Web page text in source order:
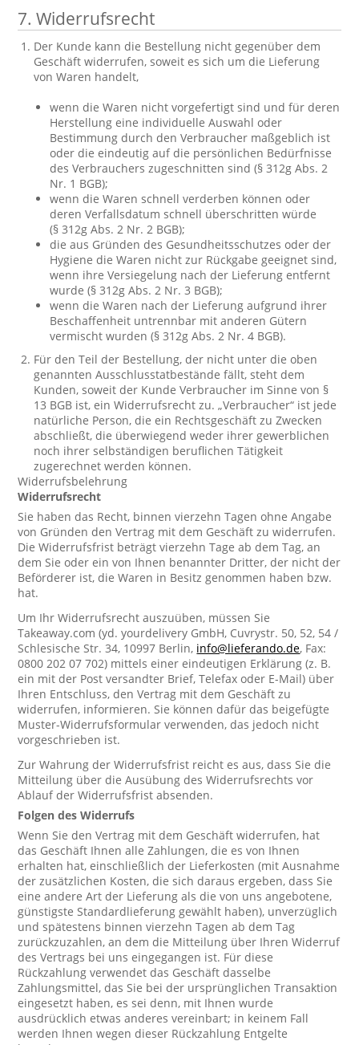
7. Widerrufsrecht
Der Kunde kann die Bestellung nicht gegenüber dem
Geschäft widerrufen, soweit es sich um die Lieferung
von Waren handelt,
wenn die Waren nicht vorgefertigt sind und für deren
Herstellung eine individuelle Auswahl oder
Bestimmung durch den Verbraucher maßgeblich ist
oder die eindeutig auf die persönlichen Bedürfnisse
des Verbrauchers zugeschnitten sind (§ 312g Abs. 2
Nr. 1 BGB);
wenn die Waren schnell verderben können oder
deren Verfallsdatum schnell überschritten würde
(§ 312g Abs. 2 Nr. 2 BGB);
die aus Gründen des Gesundheitsschutzes oder der
Hygiene die Waren nicht zur Rückgabe geeignet sind,
wenn ihre Versiegelung nach der Lieferung entfernt
wurde (§ 312g Abs. 2 Nr. 3 BGB);
wenn die Waren nach der Lieferung aufgrund ihrer
Beschaffenheit untrennbar mit anderen Gütern
vermischt wurden (§ 312g Abs. 2 Nr. 4 BGB).
Für den Teil der Bestellung, der nicht unter die oben
genannten Ausschlusstatbestände fällt, steht dem
Kunden, soweit der Kunde Verbraucher im Sinne von §
13 BGB ist, ein Widerrufsrecht zu. „Verbraucher“ ist jede
natürliche Person, die ein Rechtsgeschäft zu Zwecken
abschließt, die überwiegend weder ihrer gewerblichen
noch ihrer selbständigen beruflichen Tätigkeit
zugerechnet werden können.
Widerrufsbelehrung
Widerrufsrecht
Sie haben das Recht, binnen vierzehn Tagen ohne Angabe
von Gründen den Vertrag mit dem Geschäft zu widerrufen.
Die Widerrufsfrist beträgt vierzehn Tage ab dem Tag, an
dem Sie oder ein von Ihnen benannter Dritter, der nicht der
Beförderer ist, die Waren in Besitz genommen haben bzw.
hat.
Um Ihr Widerrufsrecht auszuüben, müssen Sie
Takeaway.com (yd. yourdelivery GmbH, Cuvrystr. 50, 52, 54 /
Schlesische Str. 34, 10997 Berlin, info@lieferando.de, Fax:
0800 202 07 702) mittels einer eindeutigen Erklärung (z. B.
ein mit der Post versandter Brief, Telefax oder E-Mail) über
Ihren Entschluss, den Vertrag mit dem Geschäft zu
widerrufen, informieren. Sie können dafür das beigefügte
Muster-Widerrufsformular verwenden, das jedoch nicht
vorgeschrieben ist.
Zur Wahrung der Widerrufsfrist reicht es aus, dass Sie die
Mitteilung über die Ausübung des Widerrufsrechts vor
Ablauf der Widerrufsfrist absenden.
Folgen des Widerrufs
Wenn Sie den Vertrag mit dem Geschäft widerrufen, hat
das Geschäft Ihnen alle Zahlungen, die es von Ihnen
erhalten hat, einschließlich der Lieferkosten (mit Ausnahme
der zusätzlichen Kosten, die sich daraus ergeben, dass Sie
eine andere Art der Lieferung als die von uns angebotene,
günstigste Standardlieferung gewählt haben), unverzüglich
und spätestens binnen vierzehn Tagen ab dem Tag
zurückzuzahlen, an dem die Mitteilung über Ihren Widerruf
des Vertrags bei uns eingegangen ist. Für diese
Rückzahlung verwendet das Geschäft dasselbe
Zahlungsmittel, das Sie bei der ursprünglichen Transaktion
eingesetzt haben, es sei denn, mit Ihnen wurde
ausdrücklich etwas anderes vereinbart; in keinem Fall
werden Ihnen wegen dieser Rückzahlung Entgelte